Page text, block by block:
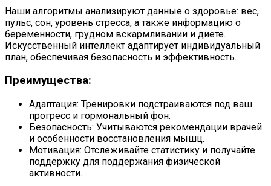
Наши алгоритмы анализируют данные о здоровье: вес,
пульс, сон, уровень стресса, а также информацию о
беременности, грудном вскармливании и диете.
Искусственный интеллект адаптирует индивидуальный
план, обеспечивая безопасность и эффективность.
Преимущества:
Адаптация: Тренировки подстраиваются под ваш
прогресс и гормональный фон.
Безопасность: Учитываются рекомендации врачей
и особенности восстановления мышц.
Мотивация: Отслеживайте статистику и получайте
поддержку для поддержания физической
активности.